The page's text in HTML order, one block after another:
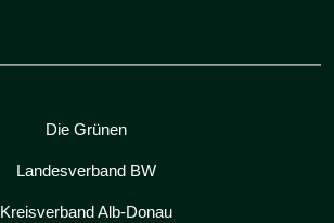
Die Grünen
Landesverband BW
Kreisverband Alb-Donau